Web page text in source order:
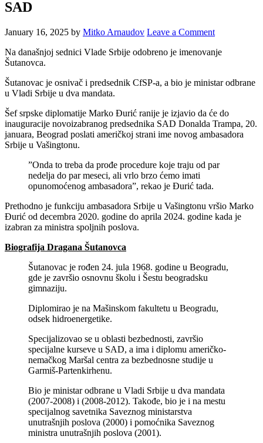
SAD
January 16, 2025 by Mitko Arnaudov Leave a Comment
Na današnjoj sednici Vlade Srbije odobreno je imenovanje
Šutanovca.
Šutanovac je osnivač i predsednik CfSP-a, a bio je ministar odbrane
u Vladi Srbije u dva mandata.
Šef srpske diplomatije Marko Đurić ranije je izjavio da će do
inauguracije novoizabranog predsednika SAD Donalda Trampa, 20.
januara, Beograd poslati američkoj strani ime novog ambasadora
Srbije u Vašingtonu.
”Onda to treba da prođe procedure koje traju od par
nedelja do par meseci, ali vrlo brzo ćemo imati
opunomoćenog ambasadora”, rekao je Đurić tada.
Prethodno je funkciju ambasadora Srbije u Vašingtonu vršio Marko
Đurić od decembra 2020. godine do aprila 2024. godine kada je
izabran za ministra spoljnih poslova.
Biografija Dragana Šutanovca
Šutanovac je rođen 24. jula 1968. godine u Beogradu,
gde je završio osnovnu školu i Šestu beogradsku
gimnaziju.
Diplomirao je na Mašinskom fakultetu u Beogradu,
odsek hidroenergetike.
Specijalizovao se u oblasti bezbednosti, završio
specijalne kurseve u SAD, a ima i diplomu američko-
nemačkog Maršal centra za bezbednosne studije u
Garmiš-Partenkirhenu.
Bio je ministar odbrane u Vladi Srbije u dva mandata
(2007-2008) i (2008-2012). Takođe, bio je i na mestu
specijalnog savetnika Saveznog ministarstva
unutrašnjih poslova (2000) i pomoćnika Saveznog
ministra unutrašnjih poslova (2001).